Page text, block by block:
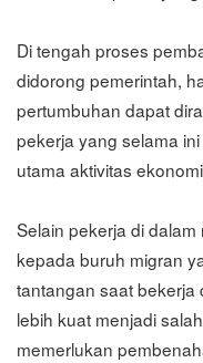
Di tengah proses
didorong pemerintah,
pertumbuhan dapat
pekerja yang selama
utama aktivitas
Selain pekerja di
kepada buruh migran
tantangan saat bekerja
lebih kuat menjadi
memerlukan